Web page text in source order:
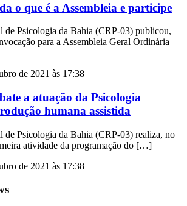
o que é a Assembleia e participe
de Psicologia da Bahia (CRP-03) publicou,
para a Assembleia Geral Ordinária
de 2021 às 17:38
a atuação da Psicologia
humana assistida
de Psicologia da Bahia (CRP-03) realiza, no
atividade da programação do […]
de 2021 às 17:38